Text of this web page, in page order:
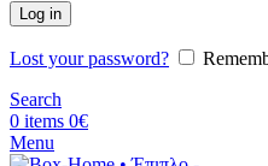
Log in
Lost your password?
Search
0 items 0€
Menu